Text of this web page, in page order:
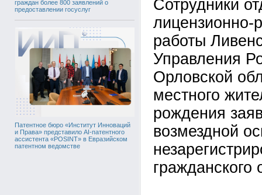
граждан более 800 заявлений о
предоставлении госуслуг
Патентное бюро «Институт Инноваций
и Права» представило AI-патентного
ассистента «POSINT» в Евразийском
патентном ведомстве
Сотрудники
лицензионно-
работы
Управления
Орловской
местного
рождения
возмездной
гражданского